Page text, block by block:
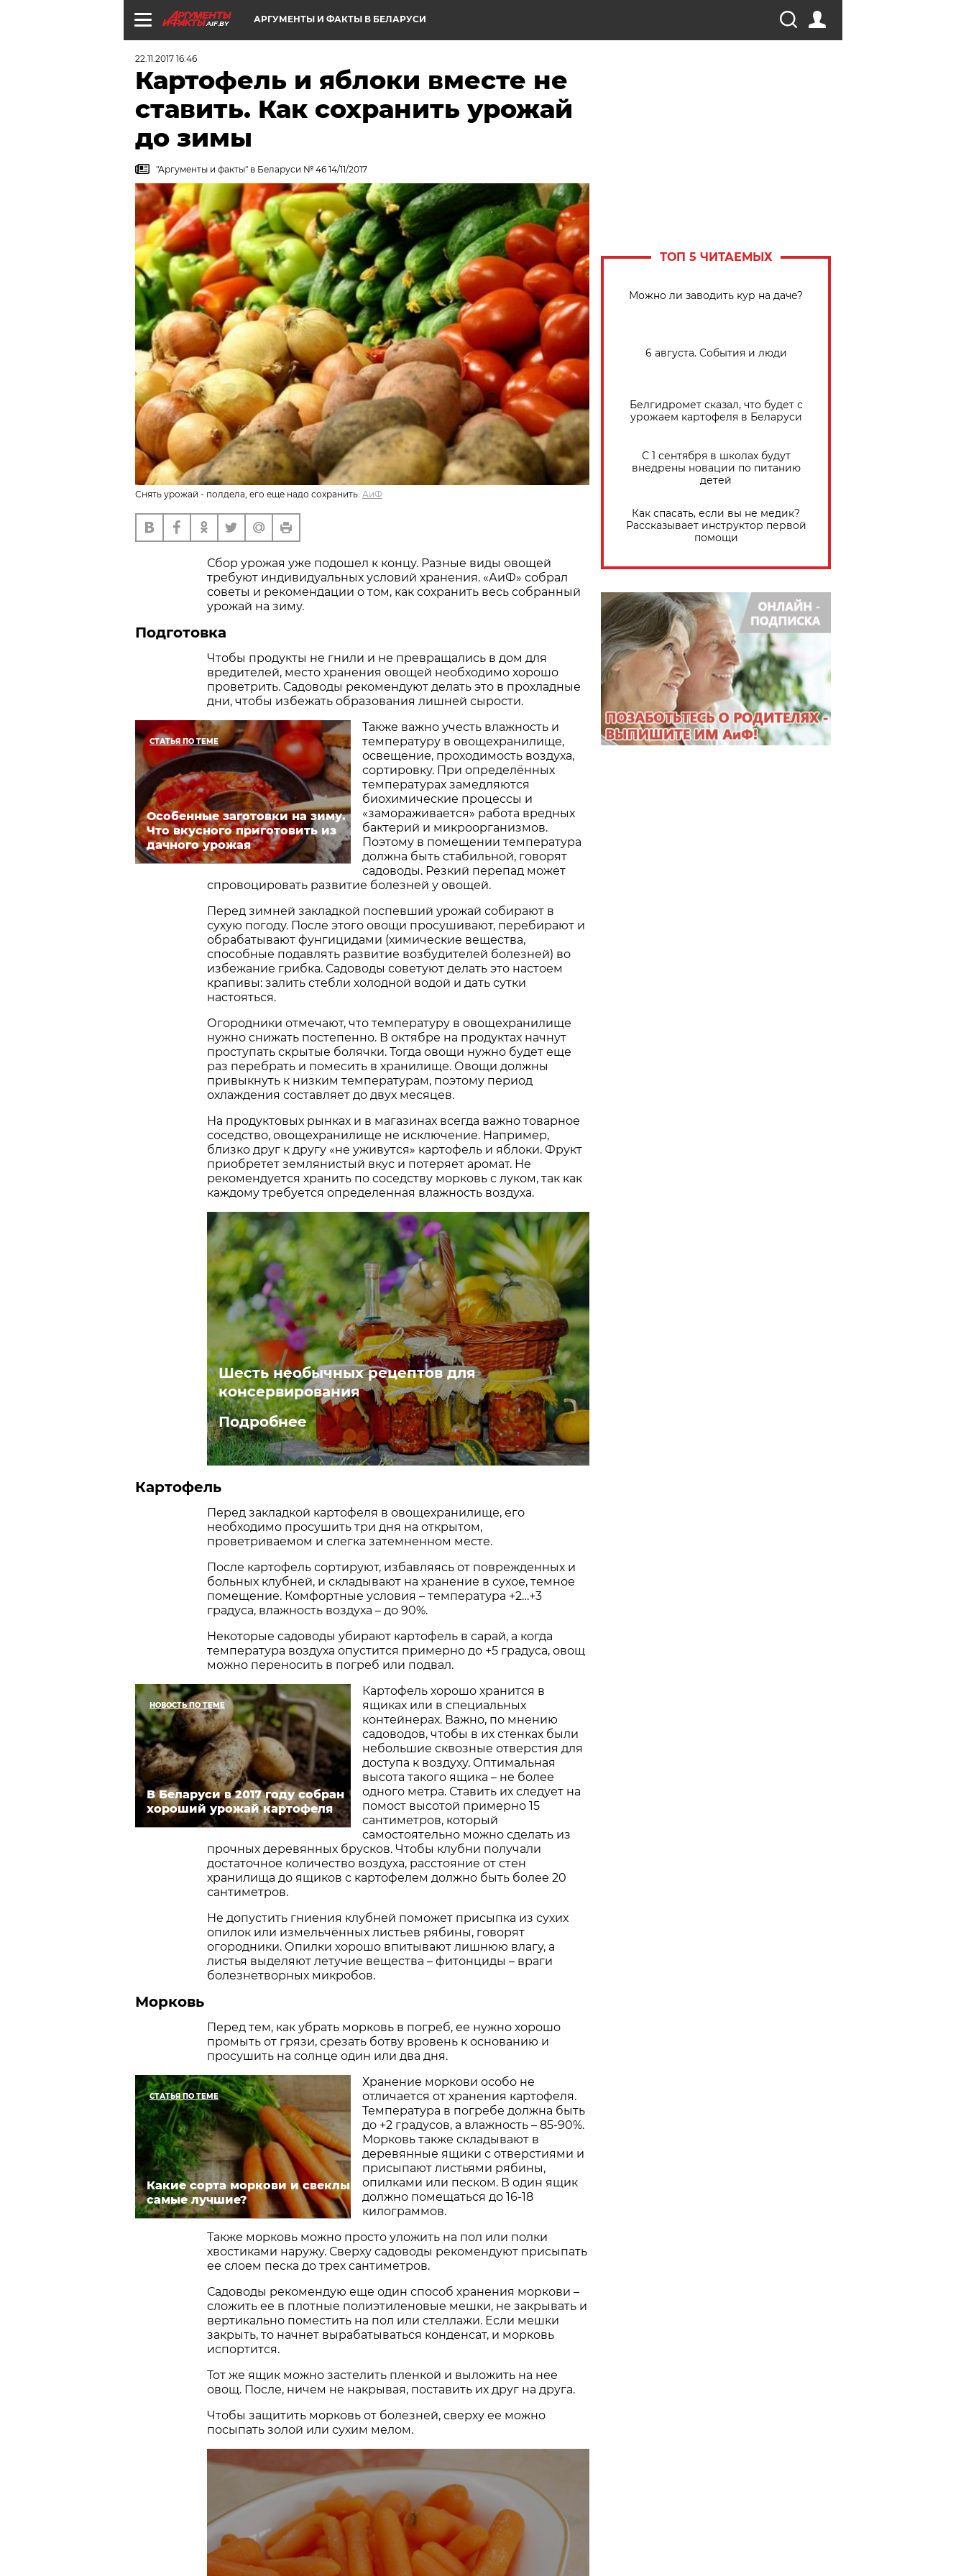
AIF.BY АРГУМЕНТЫ И ФАКТЫ В БЕЛАРУСИ
22.11.2017 16:46
Картофель и яблоки вместе не
ставить. Как сохранить урожай
до зимы
"Аргументы и факты" в Беларуси № 46 14/11/2017
Снять урожай - полдела, его еще надо сохранить. АиФ
Сбор урожая уже подошел к концу. Разные виды овощей
требуют индивидуальных условий хранения. «АиФ» собрал
советы и рекомендации о том, как сохранить весь собранный
урожай на зиму.
Подготовка
Чтобы продукты не гнили и не превращались в дом для
вредителей, место хранения овощей необходимо хорошо
проветрить. Садоводы рекомендуют делать это в прохладные
дни, чтобы избежать образования лишней сырости.
СТАТЬЯ ПО ТЕМЕ
Особенные заготовки на зиму.
Что вкусного приготовить из
дачного урожая
Также важно учесть влажность и
температуру в овощехранилище,
освещение, проходимость воздуха,
сортировку. При определённых
температурах замедляются
биохимические процессы и
«замораживается» работа вредных
бактерий и микроорганизмов.
Поэтому в помещении температура
должна быть стабильной, говорят
садоводы. Резкий перепад может
спровоцировать развитие болезней у овощей.
Перед зимней закладкой поспевший урожай собирают в
сухую погоду. После этого овощи просушивают, перебирают и
обрабатывают фунгицидами (химические вещества,
способные подавлять развитие возбудителей болезней) во
избежание грибка. Садоводы советуют делать это настоем
крапивы: залить стебли холодной водой и дать сутки
настояться.
Огородники отмечают, что температуру в овощехранилище
нужно снижать постепенно. В октябре на продуктах начнут
проступать скрытые болячки. Тогда овощи нужно будет еще
раз перебрать и помесить в хранилище. Овощи должны
привыкнуть к низким температурам, поэтому период
охлаждения составляет до двух месяцев.
На продуктовых рынках и в магазинах всегда важно товарное
соседство, овощехранилище не исключение. Например,
близко друг к другу «не уживутся» картофель и яблоки. Фрукт
приобретет землянистый вкус и потеряет аромат. Не
рекомендуется хранить по соседству морковь с луком, так как
каждому требуется определенная влажность воздуха.
Шесть необычных рецептов для
консервирования
Подробнее
Картофель
Перед закладкой картофеля в овощехранилище, его
необходимо просушить три дня на открытом,
проветриваемом и слегка затемненном месте.
После картофель сортируют, избавляясь от поврежденных и
больных клубней, и складывают на хранение в сухое, темное
помещение. Комфортные условия – температура +2…+3
градуса, влажность воздуха – до 90%.
Некоторые садоводы убирают картофель в сарай, а когда
температура воздуха опустится примерно до +5 градуса, овощ
можно переносить в погреб или подвал.
НОВОСТЬ ПО ТЕМЕ
В Беларуси в 2017 году собран
хороший урожай картофеля
Картофель хорошо хранится в
ящиках или в специальных
контейнерах. Важно, по мнению
садоводов, чтобы в их стенках были
небольшие сквозные отверстия для
доступа к воздуху. Оптимальная
высота такого ящика – не более
одного метра. Ставить их следует на
помост высотой примерно 15
сантиметров, который
самостоятельно можно сделать из
прочных деревянных брусков. Чтобы клубни получали
достаточное количество воздуха, расстояние от стен
хранилища до ящиков с картофелем должно быть более 20
сантиметров.
Не допустить гниения клубней поможет присыпка из сухих
опилок или измельчённых листьев рябины, говорят
огородники. Опилки хорошо впитывают лишнюю влагу, а
листья выделяют летучие вещества – фитонциды – враги
болезнетворных микробов.
Морковь
Перед тем, как убрать морковь в погреб, ее нужно хорошо
промыть от грязи, срезать ботву вровень к основанию и
просушить на солнце один или два дня.
СТАТЬЯ ПО ТЕМЕ
Какие сорта моркови и свеклы
самые лучшие?
Хранение моркови особо не
отличается от хранения картофеля.
Температура в погребе должна быть
до +2 градусов, а влажность – 85-90%.
Морковь также складывают в
деревянные ящики с отверстиями и
присыпают листьями рябины,
опилками или песком. В один ящик
должно помещаться до 16-18
килограммов.
Также морковь можно просто уложить на пол или полки
хвостиками наружу. Сверху садоводы рекомендуют присыпать
ее слоем песка до трех сантиметров.
Садоводы рекомендую еще один способ хранения моркови –
сложить ее в плотные полиэтиленовые мешки, не закрывать и
вертикально поместить на пол или стеллажи. Если мешки
закрыть, то начнет вырабатываться конденсат, и морковь
испортится.
Тот же ящик можно застелить пленкой и выложить на нее
овощ. После, ничем не накрывая, поставить их друг на друга.
Чтобы защитить морковь от болезней, сверху ее можно
посыпать золой или сухим мелом.
ТОП 5 ЧИТАЕМЫХ
Можно ли заводить кур на даче?
6 августа. События и люди
Белгидромет сказал, что будет с
урожаем картофеля в Беларуси
С 1 сентября в школах будут
внедрены новации по питанию
детей
Как спасать, если вы не медик?
Рассказывает инструктор первой
помощи